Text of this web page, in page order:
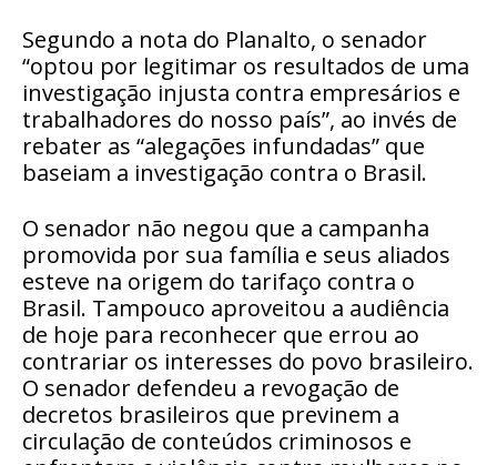
Segundo a nota do Planalto, o senador
“optou por legitimar os resultados de uma
investigação injusta contra empresários e
trabalhadores do nosso país”, ao invés de
rebater as “alegações infundadas” que
baseiam a investigação contra o Brasil.
O senador não negou que a campanha
promovida por sua família e seus aliados
esteve na origem do tarifaço contra o
Brasil. Tampouco aproveitou a audiência
de hoje para reconhecer que errou ao
contrariar os interesses do povo brasileiro.
O senador defendeu a revogação de
decretos brasileiros que previnem a
circulação de conteúdos criminosos e